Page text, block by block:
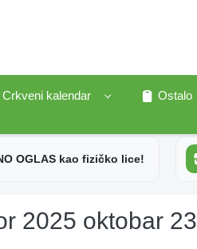
Crkveni kalendar
Ostalo
OGLAS kao fizičko lice!
2025 oktobar 23